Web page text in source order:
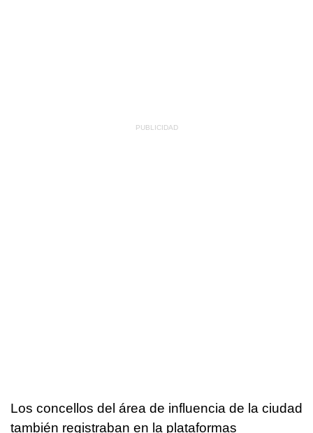
Los concellos del área de influencia de la ciudad
también registraban en la plataformas